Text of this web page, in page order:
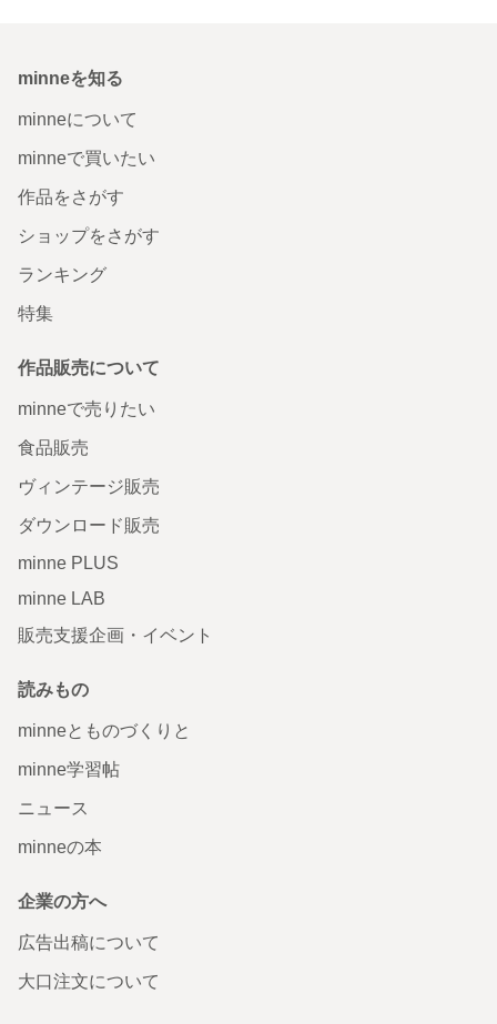
minneを知る
minneについて
minneで買いたい
作品をさがす
ショップをさがす
ランキング
特集
作品販売について
minneで売りたい
食品販売
ヴィンテージ販売
ダウンロード販売
minne PLUS
minne LAB
販売支援企画・イベント
読みもの
minneとものづくりと
minne学習帖
ニュース
minneの本
企業の方へ
広告出稿について
大口注文について